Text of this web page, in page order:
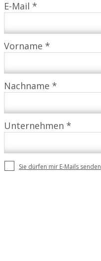
E-Mail *
Vorname *
Nachname *
Unternehmen *
Sie dürfen mir E-Mails senden